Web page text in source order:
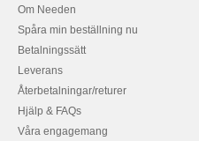
Om Needen
Spåra min beställning nu
Betalningssätt
Leverans
Återbetalningar/returer
Hjälp & FAQs
Våra engagemang